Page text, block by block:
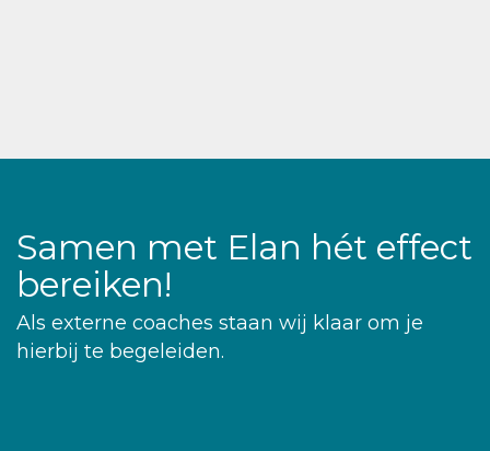
Samen met Elan hét effect
bereiken!
Als externe coaches staan wij klaar om je
hierbij te begeleiden.